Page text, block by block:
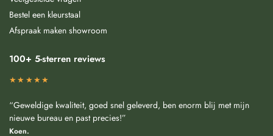
Bestel een kleurstaal
Afspraak maken showroom
100+ 5-sterren reviews
★★★★★
“Geweldige kwaliteit, goed snel geleverd, ben enorm blij met mijn
nieuwe bureau en past precies!”
Koen.